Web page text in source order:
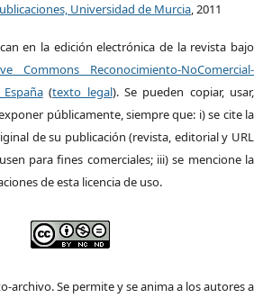
Universidad de Murcia, 2011
en la edición electrónica de la revista bajo
Commons Reconocimiento-NoComercial-
(texto legal). Se pueden copiar, usar,
públicamente, siempre que: i) se cite la
de su publicación (revista, editorial y URL
para fines comerciales; iii) se mencione la
de esta licencia de uso.
archivo. Se permite y se anima a los autores a